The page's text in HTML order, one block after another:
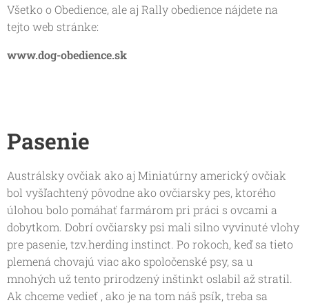
Všetko o Obedience, ale aj Rally obedience nájdete na
tejto web stránke:
www.dog-obedience.sk
Pasenie
Austrálsky ovčiak ako aj Miniatúrny americký ovčiak
bol vyšľachtený pôvodne ako ovčiarsky pes, ktorého
úlohou bolo pomáhať farmárom pri práci s ovcami a
dobytkom. Dobrí ovčiarsky psi mali silno vyvinuté vlohy
pre pasenie, tzv.herding instinct. Po rokoch, keď sa tieto
plemená chovajú viac ako spoločenské psy, sa u
mnohých už tento prirodzený inštinkt oslabil až stratil.
Ak chceme vedieť , ako je na tom náš psík, treba sa